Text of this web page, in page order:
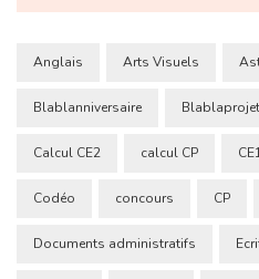
Anglais Arts Visuels
Blablanniversaire
Calcul CE2 calcul CP
Codéo concours CP
Documents administratifs